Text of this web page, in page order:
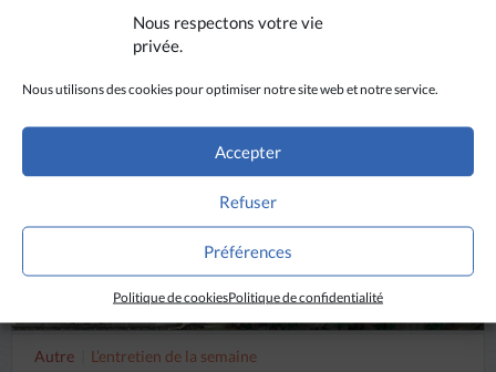
Nous respectons votre vie
privée.
Nous utilisons des cookies pour optimiser notre site web et notre service.
Accepter
Refuser
Préférences
Politique de cookiesPolitique de confidentialité
Autre L’entretien de la semaine